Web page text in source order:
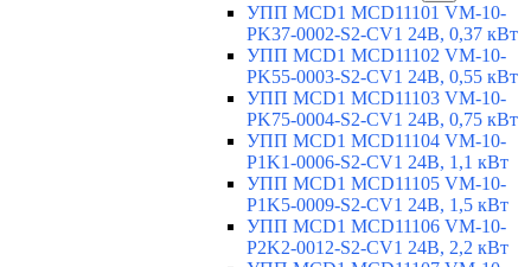
УПП MCD1 MCD11101 VM-10-
PK37-0002-S2-CV1 24В, 0,37 кВт
УПП MCD1 MCD11102 VM-10-
PK55-0003-S2-CV1 24В, 0,55 кВт
УПП MCD1 MCD11103 VM-10-
PK75-0004-S2-CV1 24В, 0,75 кВт
УПП MCD1 MCD11104 VM-10-
P1K1-0006-S2-CV1 24В, 1,1 кВт
УПП MCD1 MCD11105 VM-10-
P1K5-0009-S2-CV1 24В, 1,5 кВт
УПП MCD1 MCD11106 VM-10-
P2K2-0012-S2-CV1 24В, 2,2 кВт